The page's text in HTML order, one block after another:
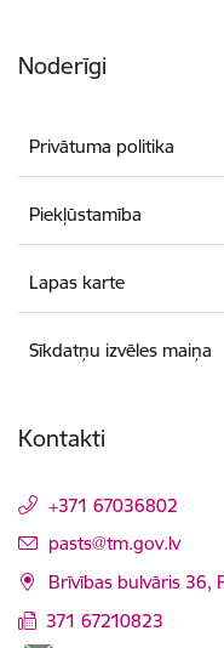
Noderīgi
Privātuma politika
Piekļūstamība
Lapas karte
Sīkdatņu izvēles maiņa
Kontakti
+371 67036802
E-pasts:
pasts@tm.gov.lv
Brīvības bulvāris 36,
371 67210823